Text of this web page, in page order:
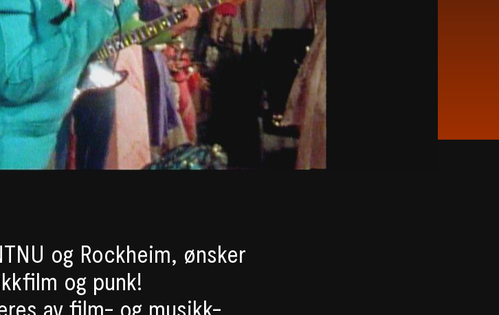
og Rockheim, ønsker
og punk!
av film- og musikk-